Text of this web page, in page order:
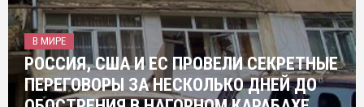
В МИРЕ
РОССИЯ, США И ЕС ПРОВЕЛИ СЕКРЕТНЫЕ
ПЕРЕГОВОРЫ ЗА НЕСКОЛЬКО ДНЕЙ ДО